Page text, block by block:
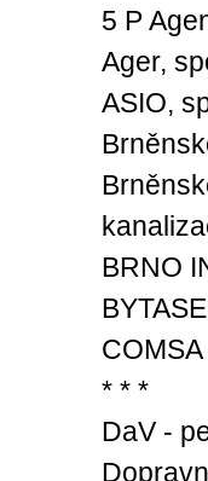
5 P
Ager,
ASIO,
BRNO
* * *
DaV -